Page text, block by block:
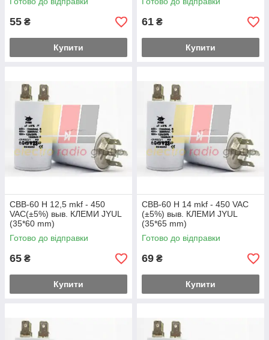
55 ₴
Купити
61 ₴
Купити
CBB-60 H 12,5 mkf - 450
VAC(±5%) выв. КЛЕМИ JYUL
(35*60 mm)
Готово до відправки
65 ₴
Купити
CBB-60 H 14 mkf - 450 VAC
(±5%) выв. КЛЕМИ JYUL
(35*65 mm)
Готово до відправки
69 ₴
Купити